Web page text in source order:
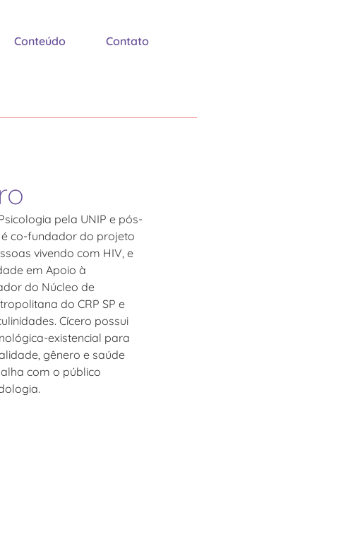
Conteúdo Contato
pela UNIP e pós-
co-fundador do projeto
vivendo com HIV, e
em Apoio à
do Núcleo de
do CRP SP e
Cícero possui
existencial para
gênero e saúde
com o público